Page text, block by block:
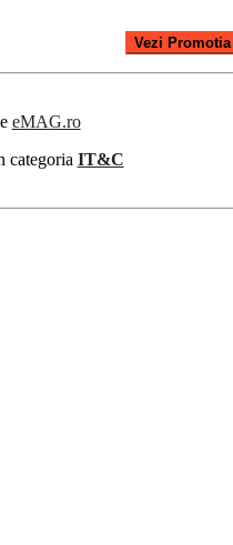
Vezi Promotia
eMAG.ro
categoria IT&C